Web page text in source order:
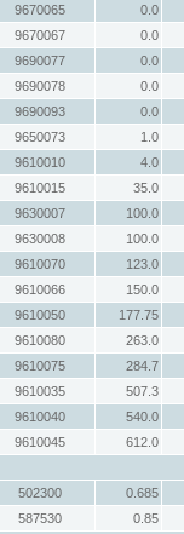
9670065
0.0
9670067
0.0
9690077
0.0
9690078
0.0
9690093
0.0
9650073
1.0
9610010
4.0
9610015
35.0
9630007
100.0
9630008
100.0
9610070
123.0
9610066
150.0
9610050
177.75
9610080
263.0
9610075
284.7
9610035
507.3
9610040
540.0
9610045
612.0
502300
0.685
587530
0.85